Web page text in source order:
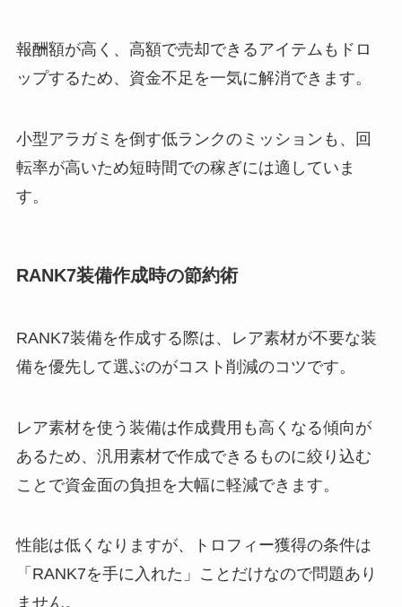
報酬額が高く、高額で売却できるアイテムもドロ
ップするため、資金不足を一気に解消できます。
小型アラガミを倒す低ランクのミッションも、回
転率が高いため短時間での稼ぎには適していま
す。
RANK7装備作成時の節約術
RANK7装備を作成する際は、レア素材が不要な装
備を優先して選ぶのがコスト削減のコツです。
レア素材を使う装備は作成費用も高くなる傾向が
あるため、汎用素材で作成できるものに絞り込む
ことで資金面の負担を大幅に軽減できます。
性能は低くなりますが、トロフィー獲得の条件は
「RANK7を手に入れた」ことだけなので問題あり
ません。